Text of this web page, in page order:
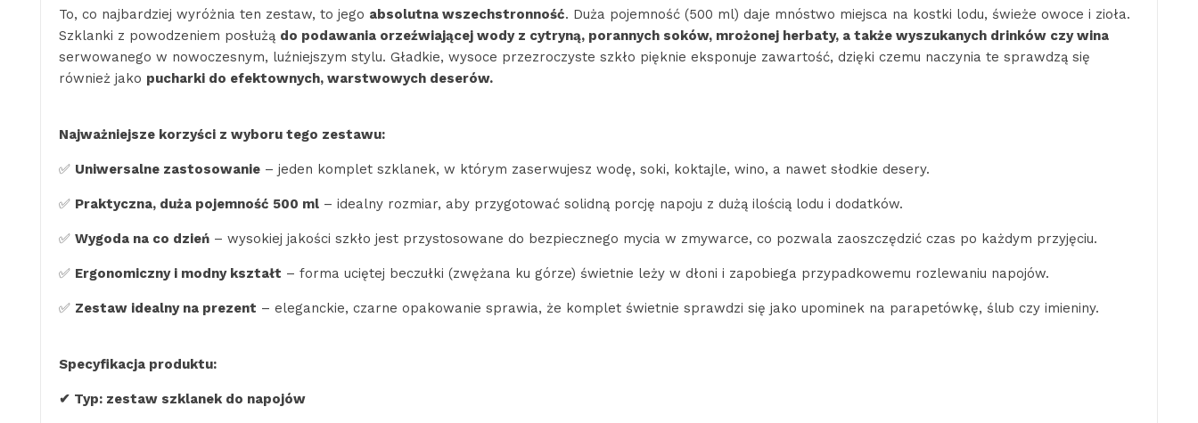
To, co najbardziej wyróżnia ten zestaw, to jego absolutna wszechstronność. Duża pojemność (500 ml) daje mnóstwo miejsca na kostki lodu, świeże owoce i zioła.
Szklanki z powodzeniem posłużą do podawania orzeźwiającej wody z cytryną, porannych soków, mrożonej herbaty, a także wyszukanych drinków czy wina
serwowanego w nowoczesnym, luźniejszym stylu. Gładkie, wysoce przezroczyste szkło pięknie eksponuje zawartość, dzięki czemu naczynia te sprawdzą się
również jako pucharki do efektownych, warstwowych deserów.
Najważniejsze korzyści z wyboru tego zestawu:
✅ Uniwersalne zastosowanie – jeden komplet szklanek, w którym zaserwujesz wodę, soki, koktajle, wino, a nawet słodkie desery.
✅ Praktyczna, duża pojemność 500 ml – idealny rozmiar, aby przygotować solidną porcję napoju z dużą ilością lodu i dodatków.
✅ Wygoda na co dzień – wysokiej jakości szkło jest przystosowane do bezpiecznego mycia w zmywarce, co pozwala zaoszczędzić czas po każdym przyjęciu.
✅ Ergonomiczny i modny kształt – forma uciętej beczułki (zwężana ku górze) świetnie leży w dłoni i zapobiega przypadkowemu rozlewaniu napojów.
✅ Zestaw idealny na prezent – eleganckie, czarne opakowanie sprawia, że komplet świetnie sprawdzi się jako upominek na parapetówkę, ślub czy imieniny.
Specyfikacja produktu:
✔ Typ: zestaw szklanek do napojów